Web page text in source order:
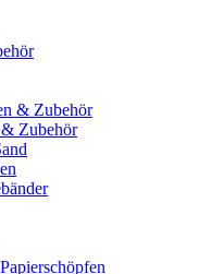
& Zubehör
Zubehör